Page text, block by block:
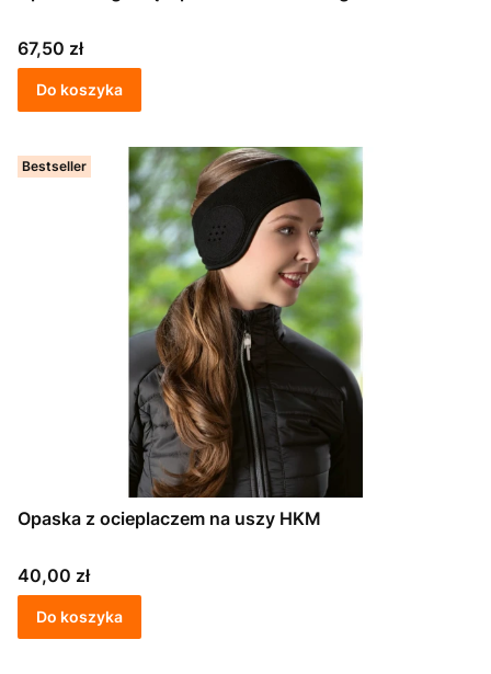
Cena
67,50 zł
Do koszyka
Bestseller
Opaska z ocieplaczem na uszy HKM
Cena
40,00 zł
Do koszyka